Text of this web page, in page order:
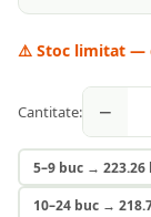
⚠️ Stoc limitat —
Cantitate: −
5–9 buc→ 223.26
10–24 buc→